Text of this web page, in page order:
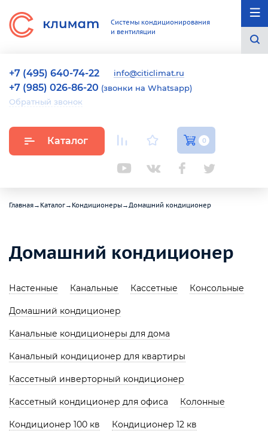
Системы кондиционирования
и вентиляции
+7 (495) 640-74-22 info@citiclimat.ru
+7 (985) 026-86-20 (звонки на Whatsapp)
Обратный звонок
Каталог 0
Главная→ Каталог→ Кондиционеры→Домашний кондиционер
Домашний кондиционер
Настенные Канальные Кассетные Консольные
Домашний кондиционер
Канальные кондиционеры для дома
Канальный кондиционер для квартиры
Кассетный инверторный кондиционер
Кассетный кондиционер для офиса Колонные
Кондиционер 100 кв Кондиционер 12 кв